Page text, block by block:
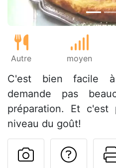
Autre moyen
C'est bien facile
demande pas
préparation. Et
niveau du goût!